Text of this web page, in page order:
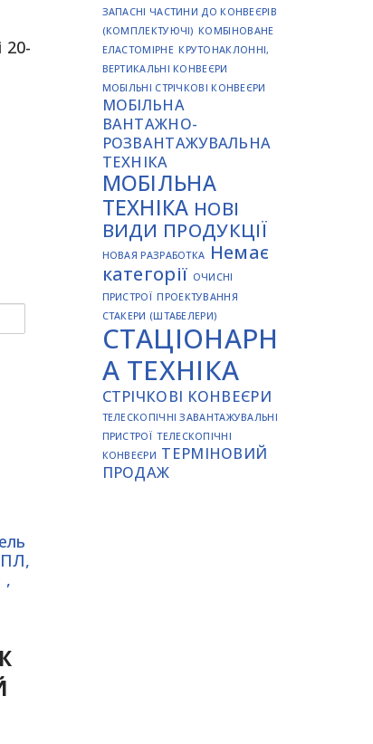
20-
ЗАПАСНІ ЧАСТИНИ ДО КОНВЕЄРІВ
(КОМПЛЕКТУЮЧІ) КОМБІНОВАНЕ
ЕЛАСТОМІРНЕ КРУТОНАКЛОННІ,
ВЕРТИКАЛЬНІ КОНВЕЄРИ
МОБІЛЬНІ СТРІЧКОВІ КОНВЕЄРИ
МОБІЛЬНА
ВАНТАЖНО-
РОЗВАНТАЖУВАЛЬНА
ТЕХНІКА
МОБІЛЬНА
ТЕХНІКА НОВІ
ВИДИ ПРОДУКЦІЇ
НОВАЯ РАЗРАБОТКА Немає
категорії ОЧИСНІ
ПРИСТРОЇ ПРОЕКТУВАННЯ
СТАКЕРИ (ШТАБЕЛЕРИ)
СТАЦІОНАРН
А ТЕХНІКА
СТРІЧКОВІ КОНВЕЄРИ
ТЕЛЕСКОПІЧНІ ЗАВАНТАЖУВАЛЬНІ
ПРИСТРОЇ ТЕЛЕСКОПІЧНІ
КОНВЕЄРИ ТЕРМІНОВИЙ
ПРОДАЖ